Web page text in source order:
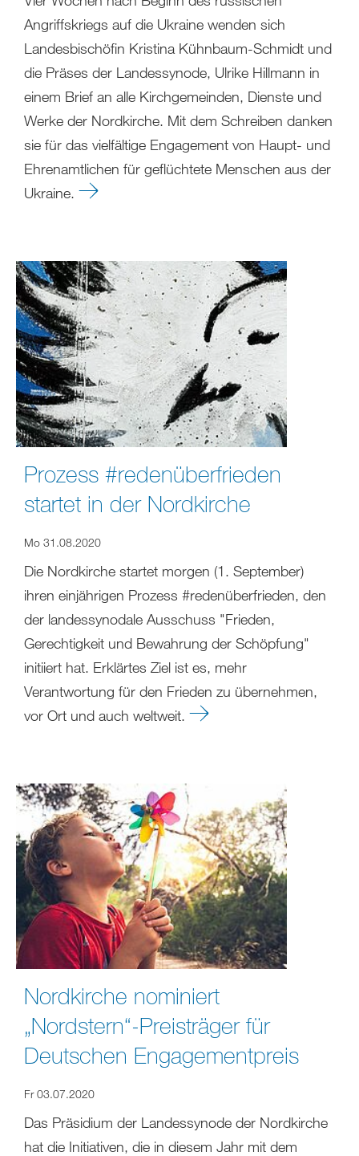
Angriffskriegs auf die Ukraine wenden sich
Landesbischöfin Kristina Kühnbaum-Schmidt und
die Präses der Landessynode, Ulrike Hillmann in
einem Brief an alle Kirchgemeinden, Dienste und
Werke der Nordkirche. Mit dem Schreiben danken
sie für das vielfältige Engagement von Haupt- und
Ehrenamtlichen für geflüchtete Menschen aus der
Ukraine.
Prozess #redenüberfrieden
startet in der Nordkirche
Mo 31.08.2020
Die Nordkirche startet morgen (1. September)
ihren einjährigen Prozess #redenüberfrieden, den
der landessynodale Ausschuss "Frieden,
Gerechtigkeit und Bewahrung der Schöpfung"
initiiert hat. Erklärtes Ziel ist es, mehr
Verantwortung für den Frieden zu übernehmen,
vor Ort und auch weltweit.
Nordkirche nominiert
„Nordstern“-Preisträger für
Deutschen Engagementpreis
Fr 03.07.2020
Das Präsidium der Landessynode der Nordkirche
hat die Initiativen, die in diesem Jahr mit dem